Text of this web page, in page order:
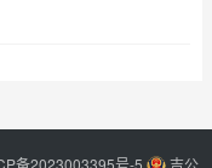
备2023003395号-5 吉公